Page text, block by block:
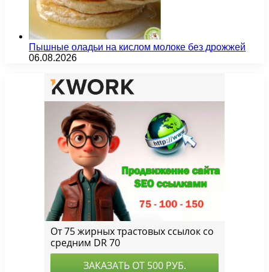
Пышные оладьи на кислом молоке без дрожжей
06.08.2026